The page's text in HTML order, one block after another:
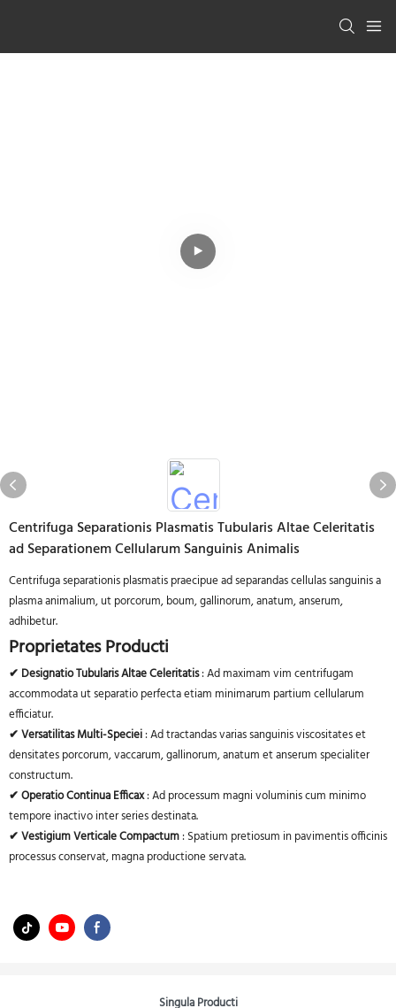
Centrifuga Separationis Plasmatis Tubularis Altae Celeritatis
ad Separationem Cellularum Sanguinis Animalis
Centrifuga separationis plasmatis praecipue ad separandas cellulas sanguinis a
plasma animalium, ut porcorum, boum, gallinorum, anatum, anserum,
adhibetur.
Proprietates Producti
✔ Designatio Tubularis Altae Celeritatis: Ad maximam vim centrifugam
accommodata ut separatio perfecta etiam minimarum partium cellularum
efficiatur.
✔ Versatilitas Multi-Speciei: Ad tractandas varias sanguinis viscositates et
densitates porcorum, vaccarum, gallinorum, anatum et anserum specialiter
constructum.
✔ Operatio Continua Efficax: Ad processum magni voluminis cum minimo
tempore inactivo inter series destinata.
✔ Vestigium Verticale Compactum: Spatium pretiosum in pavimentis officinis
processus conservat, magna productione servata.
Singula Producti